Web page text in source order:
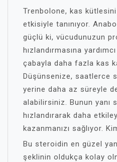
Trenbolone, kas
etkisiyle tanınıyor.
güçlü ki, vücudunuzun
hızlandırmasına
çabayla daha fazla kas
Düşünsenize, saatlerce
yerine daha az süreyle
alabilirsiniz. Bunun yanı
hızlandırarak daha
kazanmanızı sağlıyor.
Bu steroidin en güzel
şeklinin oldukça kolay